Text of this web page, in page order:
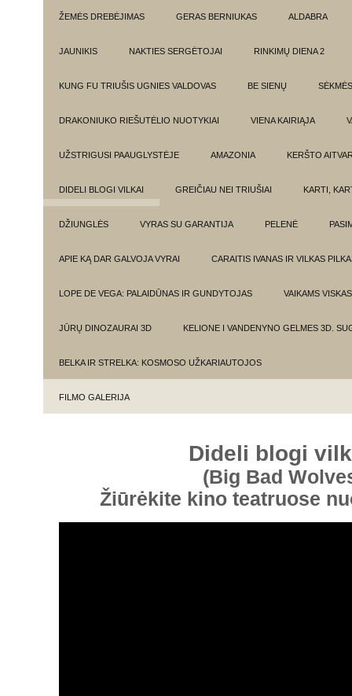
ŽEMĖS DREBĖJIMAS GERAS BERNIUKAS ALDABRA
JAUNIKIS NAKTIES SERGĖTOJAI RINKIMŲ DIENA 2
KUNG FU TRIUŠIS UGNIES VALDOVAS BE SIENŲ
DRAKONIUKO RIEŠUTĖLIO NUOTYKIAI VIENA KAIRIĄJA
UŽSTRIGUSI PAAUGLYSTĖJE AMAZONIA KERŠTO
DIDELI BLOGI VILKAI GREIČIAU NEI TRIUŠIAI KARTI,
DŽIUNGLĖS VYRAS SU GARANTIJA PELENĖ
APIE KĄ DAR GALVOJA VYRAI CARAITIS IVANAS IR VILKAS
LOPE DE VEGA: PALAIDŪNAS IR GUNDYTOJAS VAIKAMS
JŪRŲ DINOZAURAI 3D KELIONE I VANDENYNO GELMES 3D.
BELKA IR STRELKA: KOSMOSO UŽKARIAUTOJOS
FILMO GALERIJA
Dideli blogi
(Big Bad
Žiūrėkite kino teatruose